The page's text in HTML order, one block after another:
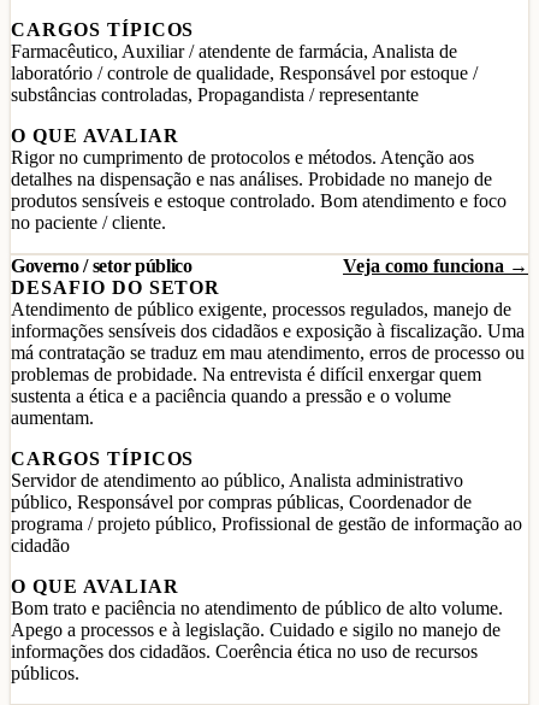
CARGOS TÍPICOS
Farmacêutico, Auxiliar / atendente de farmácia, Analista de
laboratório / controle de qualidade, Responsável por estoque /
substâncias controladas, Propagandista / representante
O QUE AVALIAR
Rigor no cumprimento de protocolos e métodos. Atenção aos
detalhes na dispensação e nas análises. Probidade no manejo de
produtos sensíveis e estoque controlado. Bom atendimento e foco
no paciente / cliente.
Governo / setor público
Veja como funciona →
DESAFIO DO SETOR
Atendimento de público exigente, processos regulados, manejo de
informações sensíveis dos cidadãos e exposição à fiscalização. Uma
má contratação se traduz em mau atendimento, erros de processo ou
problemas de probidade. Na entrevista é difícil enxergar quem
sustenta a ética e a paciência quando a pressão e o volume
aumentam.
CARGOS TÍPICOS
Servidor de atendimento ao público, Analista administrativo
público, Responsável por compras públicas, Coordenador de
programa / projeto público, Profissional de gestão de informação ao
cidadão
O QUE AVALIAR
Bom trato e paciência no atendimento de público de alto volume.
Apego a processos e à legislação. Cuidado e sigilo no manejo de
informações dos cidadãos. Coerência ética no uso de recursos
públicos.